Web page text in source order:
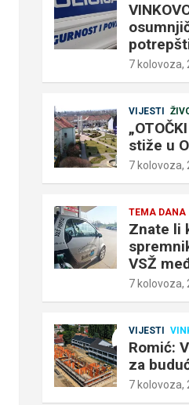
7 kolovoza,
VIJESTI
stiže u
7 kolovoza,
TEMA DANA
Znate li
VSŽ
7 kolovoza,
VIJESTI
Romić:
za
7 kolovoza,